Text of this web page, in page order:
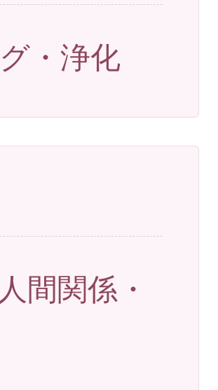
・浄化
間関係・